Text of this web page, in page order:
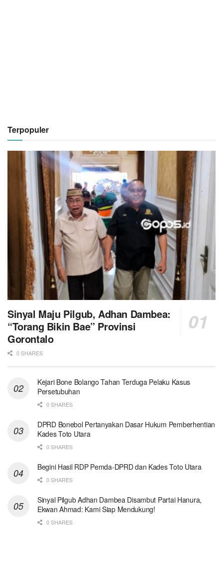
Terpopuler
Sinyal Maju Pilgub, Adhan Dambea:
“Torang Bikin Bae” Provinsi
Gorontalo
0 SHARES
Kejari Bone Bolango Tahan Terduga Pelaku Kasus
Persetubuhan
0 SHARES
DPRD Bonebol Pertanyakan Dasar Hukum Pemberhentian
Kades Toto Utara
0 SHARES
Begini Hasil RDP Pemda-DPRD dan Kades Toto Utara
0 SHARES
Sinyal Pilgub Adhan Dambea Disambut Partai Hanura,
Ekwan Ahmad: Kami Siap Mendukung!
0 SHARES